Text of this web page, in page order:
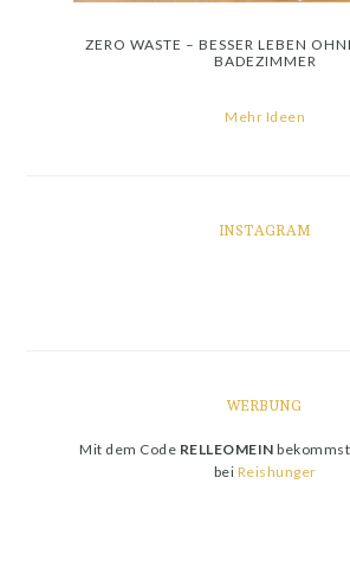
ZERO WASTE – BESSER LEBEN
BADEZIMMER
Mehr Ideen
INSTAGRAM
WERBUNG
Mit dem Code RELLEOMEIN bekommst
bei Reishunger